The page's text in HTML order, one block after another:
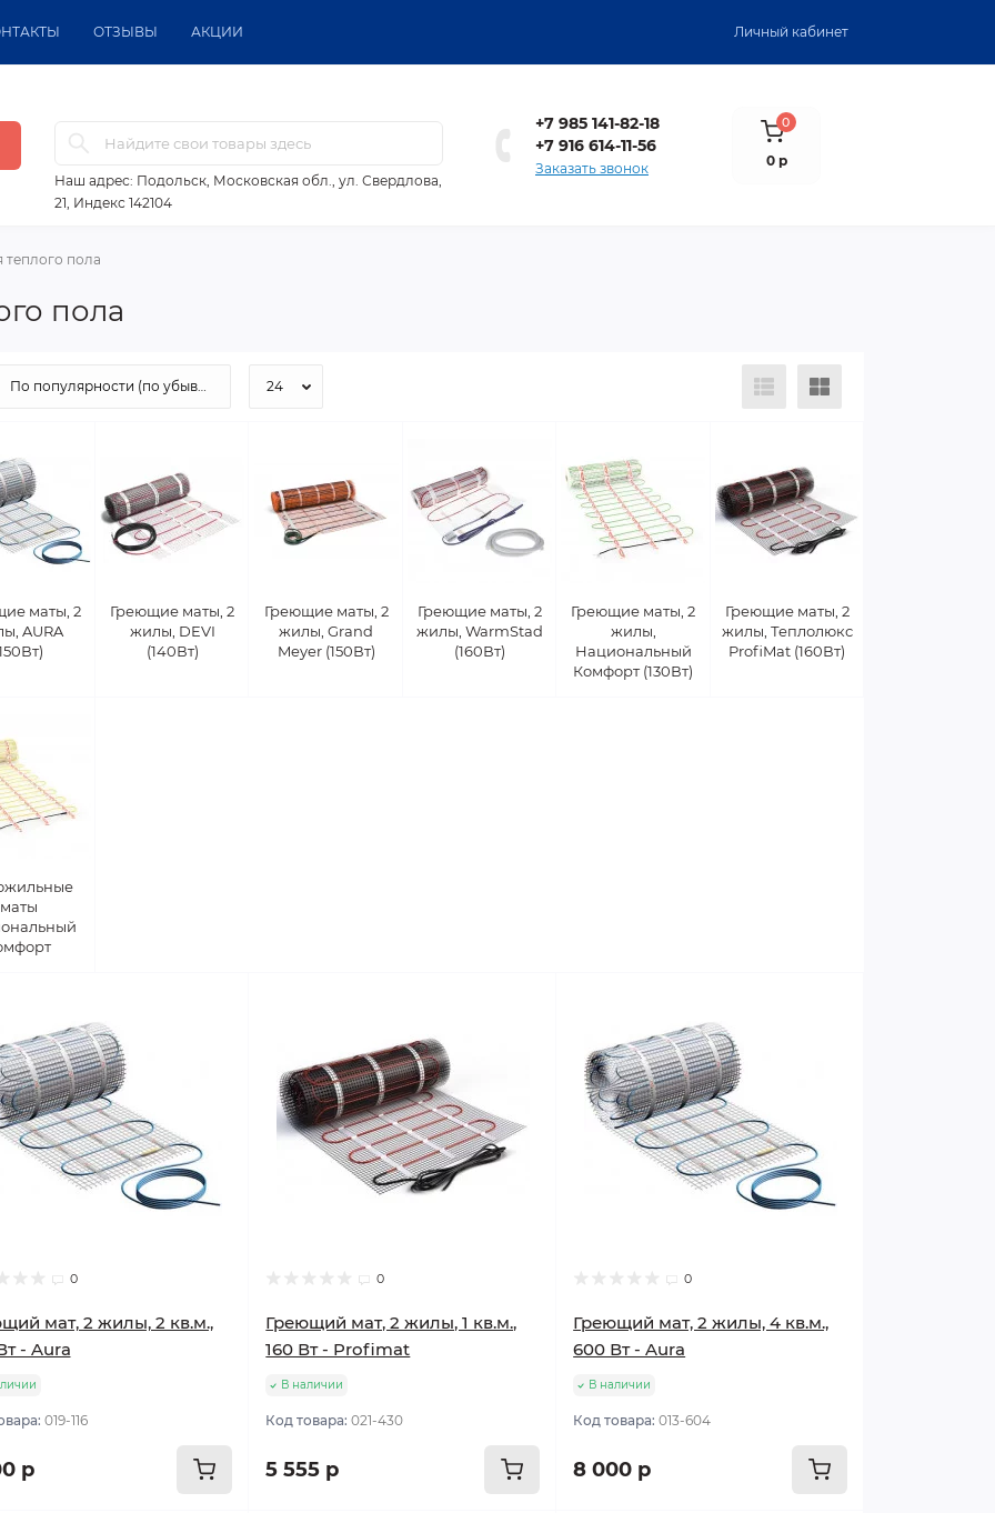
ОТЗЫВЫ АКЦИИ Личный кабинет
Наш адрес: Подольск, Московская обл., ул. Свердлова,
21, Индекс 142104
+7 985 141-82-18
+7 916 614-11-56
Заказать звонок
0
0 р
пола
пола
маты, 2
AURA
Греющие маты, 2
жилы, DEVI
(140Вт)
Греющие маты, 2
жилы, Grand
Meyer (150Вт)
Греющие маты, 2
жилы, WarmStad
(160Вт)
Греющие маты, 2
жилы,
Национальный
Комфорт (130Вт)
Греющие маты, 2
жилы, Теплолюкс
ProfiMat (160Вт)
маты
0
мат, 2 жилы, 2 кв.м.,
- Aura
019-116
р
0
Греющий мат, 2 жилы, 1 кв.м.,
160 Вт - Profimat
В наличии
Код товара:021-430
5 555 р
0
Греющий мат, 2 жилы, 4 кв.м.,
600 Вт - Aura
В наличии
Код товара:013-604
8 000 р